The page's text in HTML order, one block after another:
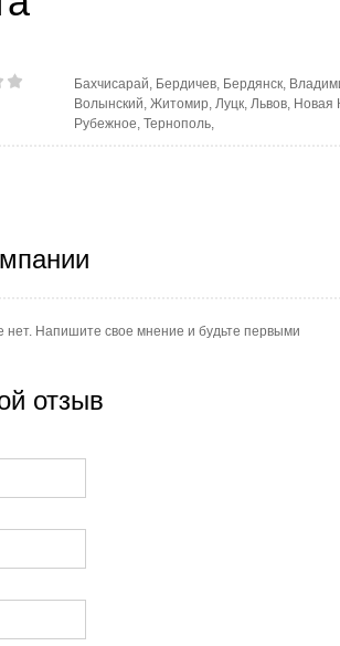
Бахчисарай, Бердичев, Бердянск,
Волынский, Житомир, Луцк, Львов, Новая
Рубежное, Тернополь,
Напишите свое мнение и будьте первыми
отзыв